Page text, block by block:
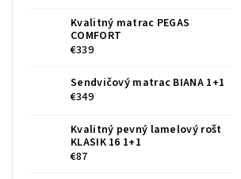
Kvalitný matrac PEGAS
COMFORT
€339
Sendvičový matrac BIANA 1+1
€349
Kvalitný pevný lamelový rošt
KLASIK 16 1+1
€87